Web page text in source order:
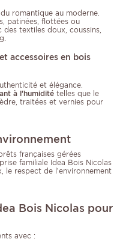
romantique au moderne.
patinées, flottées ou
textiles doux, coussins,
accessoires en bois
et élégance.
à l'humidité telles que le
traitées et vernies pour
françaises gérées
familiale Idea Bois Nicolas
le respect de l’environnement
Bois Nicolas pour
avec :